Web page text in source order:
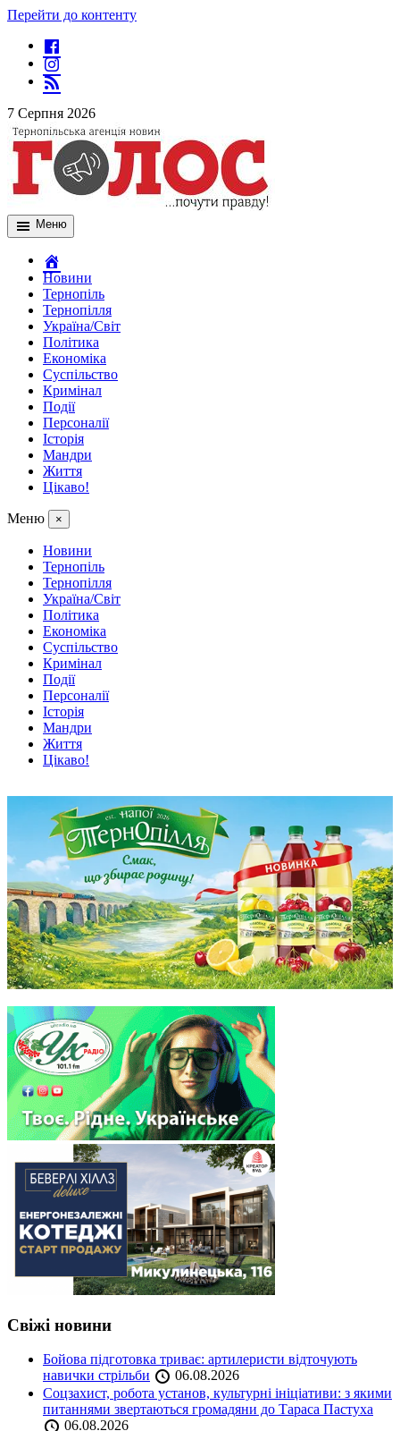
Перейти до контенту
7 Серпня 2026
Меню
Новини
Тернопіль
Тернопілля
Україна/Світ
Політика
Економіка
Суспільство
Кримінал
Події
Персоналії
Історія
Мандри
Життя
Цікаво!
Меню ×
Новини
Тернопіль
Тернопілля
Україна/Світ
Політика
Економіка
Суспільство
Кримінал
Події
Персоналії
Історія
Мандри
Життя
Цікаво!
Свіжі новини
Бойова підготовка триває: артилеристи відточують
навички стрільби
06.08.2026
Соцзахист, робота установ, культурні ініціативи: з якими
питаннями звертаються громадяни до Тараса Пастуха
06.08.2026